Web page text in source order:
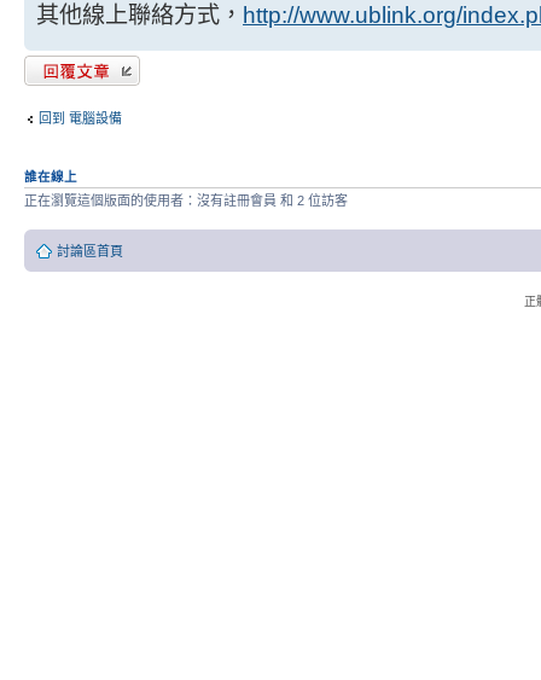
其他線上聯絡方式， http://www.ublink.org/
發表回覆
回到 電腦設備
誰在線上
正在瀏覽這個版面的使用者：沒有註冊會員 和 2 位訪客
討論區首頁
正